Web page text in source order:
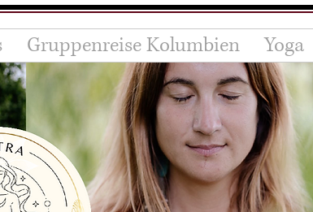
Gruppenreise Kolumbien Yoga